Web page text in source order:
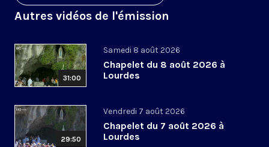
Autres vidéos de l'émission
31:00
Samedi 8 août 2026
Chapelet du 8 août 2026 à
Lourdes
29:50
Vendredi 7 août 2026
Chapelet du 7 août 2026 à
Lourdes